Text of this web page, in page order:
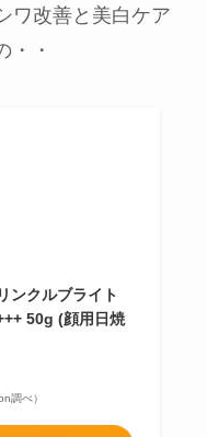
ワ改善と美白ケア
・・
ンクルブライト
50g (顔用日焼
調べ）